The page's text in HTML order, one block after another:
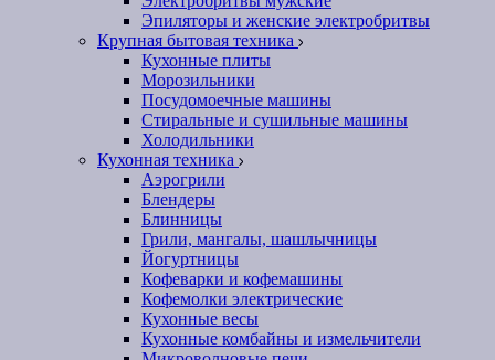
Эпиляторы и женские электробритвы
Крупная бытовая техника
Кухонные плиты
Морозильники
Посудомоечные машины
Стиральные и сушильные машины
Холодильники
Кухонная техника
Аэрогрили
Блендеры
Блинницы
Грили, мангалы, шашлычницы
Йогуртницы
Кофеварки и кофемашины
Кофемолки электрические
Кухонные весы
Кухонные комбайны и измельчители